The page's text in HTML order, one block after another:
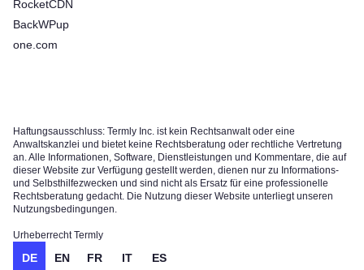
RocketCDN
BackWPup
one.com
Haftungsausschluss: Termly Inc. ist kein Rechtsanwalt oder eine
Anwaltskanzlei und bietet keine Rechtsberatung oder rechtliche Vertretung
an. Alle Informationen, Software, Dienstleistungen und Kommentare, die auf
dieser Website zur Verfügung gestellt werden, dienen nur zu Informations-
und Selbsthilfezwecken und sind nicht als Ersatz für eine professionelle
Rechtsberatung gedacht. Die Nutzung dieser Website unterliegt unseren
Nutzungsbedingungen.
Urheberrecht Termly
DE EN FR IT ES